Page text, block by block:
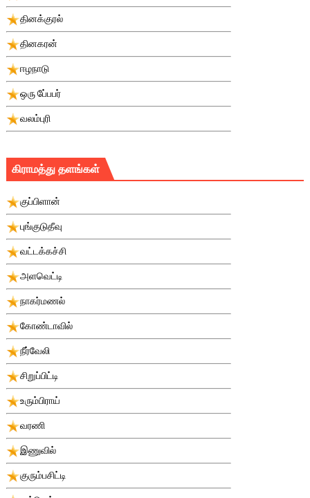
தினக்குரல்
தினகரன்
ஈழநாடு
ஒரு பே்பபர்
வலம்புரி
கிராமத்து தளங்கள்
குப்பிளான்
புங்குடுதீவு
வட்டக்கச்சி
அளவெட்டி
நாகர்மணல்
கோண்டாவில்
நீர்வேலி
சிறுப்பிட்டி
உரும்பிராய்
வரணி
இணுவில்
குரும்பசிட்டி